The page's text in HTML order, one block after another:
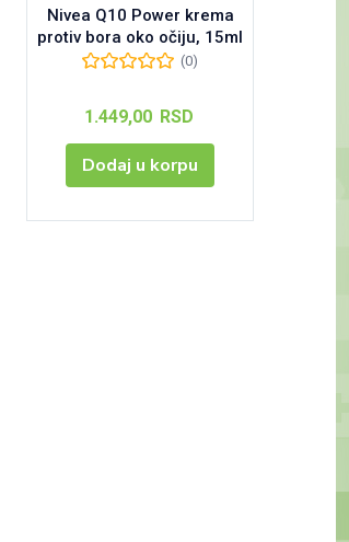
Nivea Q10 Power krema
protiv bora oko očiju, 15ml
(0)
1.449,00 RSD
Dodaj u korpu